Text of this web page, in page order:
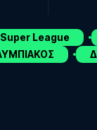
League